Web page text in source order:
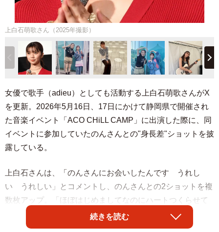
上白石萌歌さん（2025年撮影）
女優で歌手（adieu）としても活動する上白石萌歌さんがX
を更新。2026年5月16日、17日にかけて静岡県で開催され
た音楽イベント「ACO CHiLL CAMP」に出演した際に、同
イベントに参加していたのんさんとの"身長差"ショットを披
露している。
上白石さんは、「のんさんにお会いしたんです うれし
い うれしい」とコメントし、のんさんとの2ショットを複
数枚アップ。「ほぼはじめましてなのにハートつくらせて
いただきました」と添えられている写真では、横並びで腕
ハートを作る2人の間に、明らかな背丈の差がみられる。
続きを読む